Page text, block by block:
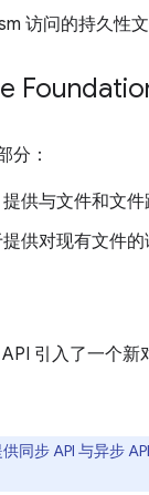
访问的持久性
分：
提供与文件和文
提供对现有文件
引入了一个新
供同步 API 与异步